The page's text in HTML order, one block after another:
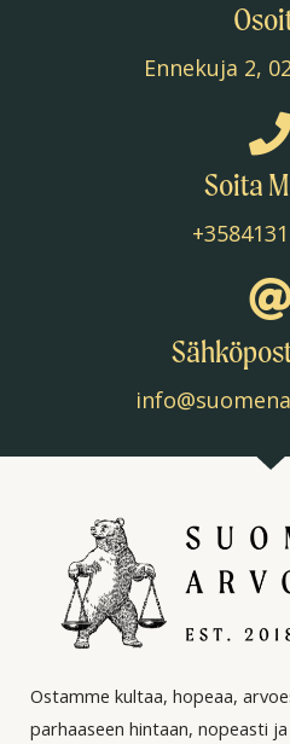
Ennekuja 2,
Soita
Ostamme kultaa, hopeaa,
parhaaseen hintaan, nopeasti